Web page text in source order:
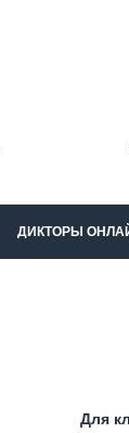
ДИКТОРЫ
Для